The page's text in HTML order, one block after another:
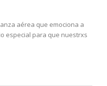
aérea que emociona a
especial para que nuestrxs